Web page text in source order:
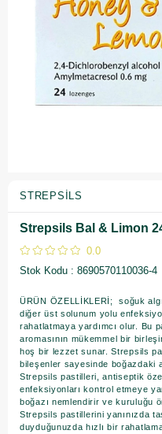
STREPSILS
Strepsils Bal & Limon
0.0
Stok Kodu
8690570110036-4
ÜRÜN ÖZELLİKLERİ; soğuk
diğer üst solunum yolu
rahatlatmaya yardımcı olur. Bu
aromasının mükemmel bir
hoş bir lezzet sunar. Strepsils
bileşenler sayesinde boğazdaki
Strepsils pastilleri, antiseptik
enfeksiyonları kontrol etmeye
boğazı nemlendirir ve kuruluğu
Strepsils pastillerini yanınızda
duyduğunuzda hızlı bir